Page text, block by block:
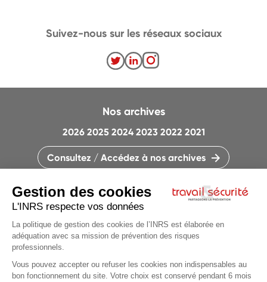
CONTACTEZ LA RÉDACTION
QUI SOMMES-NOUS ?
PLAN DU SITE
Nos archives
2026 2025 2024 2023 2022 2021
Consultez / Accédez à nos archives
Suivez-nous sur les réseaux sociaux